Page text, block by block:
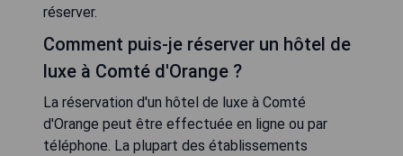
réserver.
Comment puis-je réserver un hôtel de
luxe à Comté d'Orange ?
La réservation d'un hôtel de luxe à Comté
d'Orange peut être effectuée en ligne ou par
téléphone. La plupart des établissements